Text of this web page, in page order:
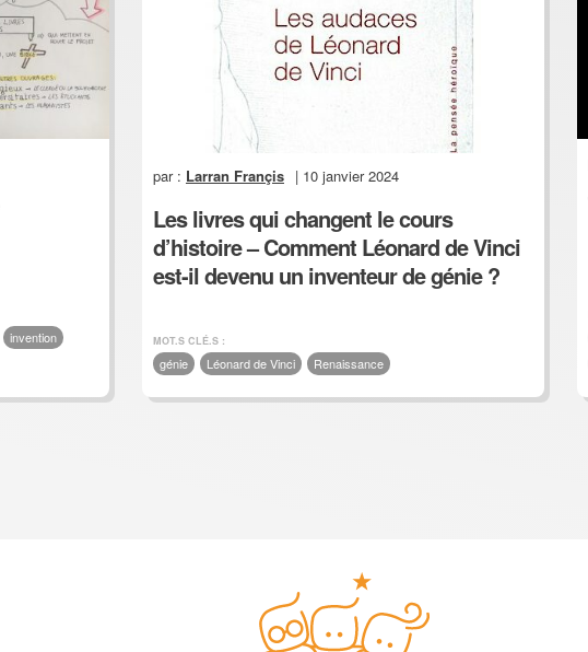
invention
par : Larran Françis | 10 janvier 2024
Les livres qui changent le cours
d’histoire – Comment Léonard de Vinci
est-il devenu un inventeur de génie ?
MOT.S CLÉ.S :
génie Léonard de Vinci Renaissance